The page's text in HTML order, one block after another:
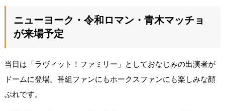
ニューヨーク・令和ロマン・青木マッチョ
が来場予定
当日は「ラヴィット！ファミリー」としておなじみの出演者が
ドームに登場。番組ファンにもホークスファンにも楽しみな顔
ぶれです。